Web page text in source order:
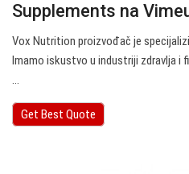
Supplements na
Vox Nutrition proizvođač je
Imamo iskustvo u industriji zdravlja i
…
Get Best Quote